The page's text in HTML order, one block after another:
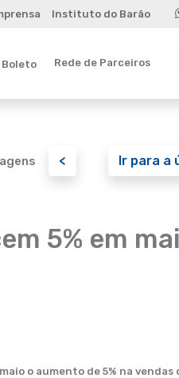
Instituto do Barão
Boleto Rede de Parceiros
< Ir para a
5% em
o aumento de 5% na vendas